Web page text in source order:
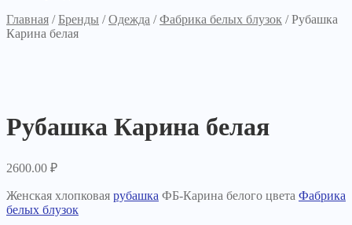
Главная /Бренды /Одежда /Фабрика белых блузок /Рубашка
Карина белая
Рубашка Карина белая
2600.00 ₽
Женская хлопковая рубашка ФБ-Карина белого цвета Фабрика
белых блузок